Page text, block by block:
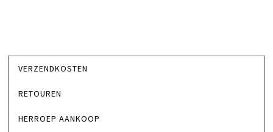
VERZENDKOSTEN
RETOUREN
HERROEP AANKOOP